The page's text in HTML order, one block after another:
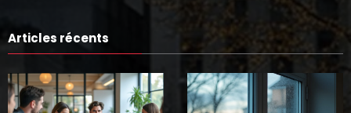
Articles récents